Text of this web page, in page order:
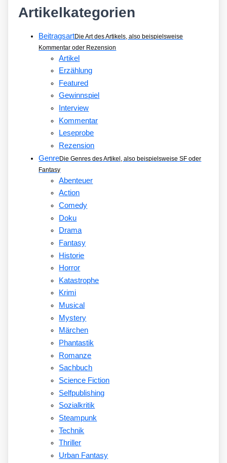
Artikelkategorien
BeitragsartDie Art des Artikels, also beispielsweise
Kommentar oder Rezension
Artikel
Erzählung
Featured
Gewinnspiel
Interview
Kommentar
Leseprobe
Rezension
GenreDie Genres des Artikel, also beispielsweise SF oder
Fantasy
Abenteuer
Action
Comedy
Doku
Drama
Fantasy
Historie
Horror
Katastrophe
Krimi
Musical
Mystery
Märchen
Phantastik
Romanze
Sachbuch
Science Fiction
Selfpublishing
Sozialkritik
Steampunk
Technik
Thriller
Urban Fantasy